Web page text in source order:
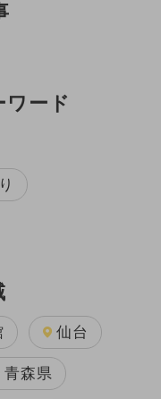
ワード
仙台
青森県